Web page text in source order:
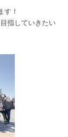
す！
指していきたい